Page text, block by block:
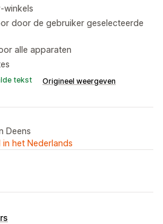
winkels
door de gebruiker geselecteerde
alle apparaten
tekst Origineel weergeven
Deens
het Nederlands